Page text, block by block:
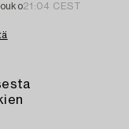
21:04 CEST